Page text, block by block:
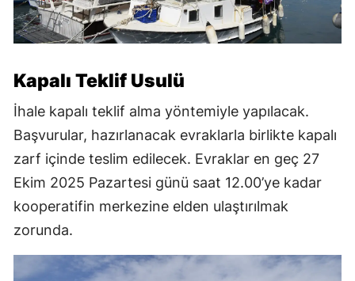
Kapalı Teklif Usulü
İhale kapalı teklif alma yöntemiyle yapılacak.
Başvurular, hazırlanacak evraklarla birlikte kapalı
zarf içinde teslim edilecek. Evraklar en geç 27
Ekim 2025 Pazartesi günü saat 12.00’ye kadar
kooperatifin merkezine elden ulaştırılmak
zorunda.